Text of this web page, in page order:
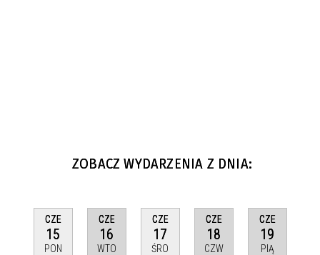
ZOBACZ WYDARZENIA Z DNIA:
CZE
15
PON
CZE
16
WTO
CZE
17
ŚRO
CZE
18
CZW
CZE
19
PIĄ